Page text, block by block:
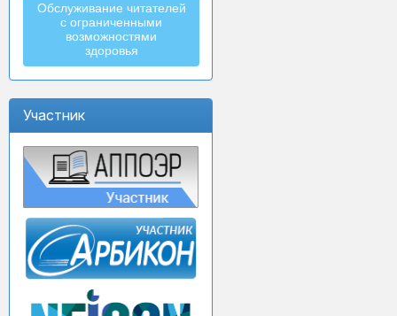
Обслуживание читателей
с ограниченными
возможностями
здоровья
Участник